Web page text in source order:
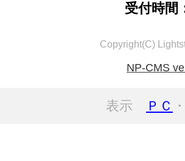
受付時間
Copyright(C)
NP-CMS
表示 ＰＣ